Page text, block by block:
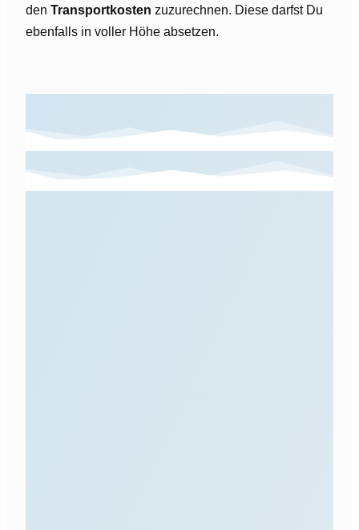
den Transportkosten zuzurechnen. Diese darfst Du
ebenfalls in voller Höhe absetzen.